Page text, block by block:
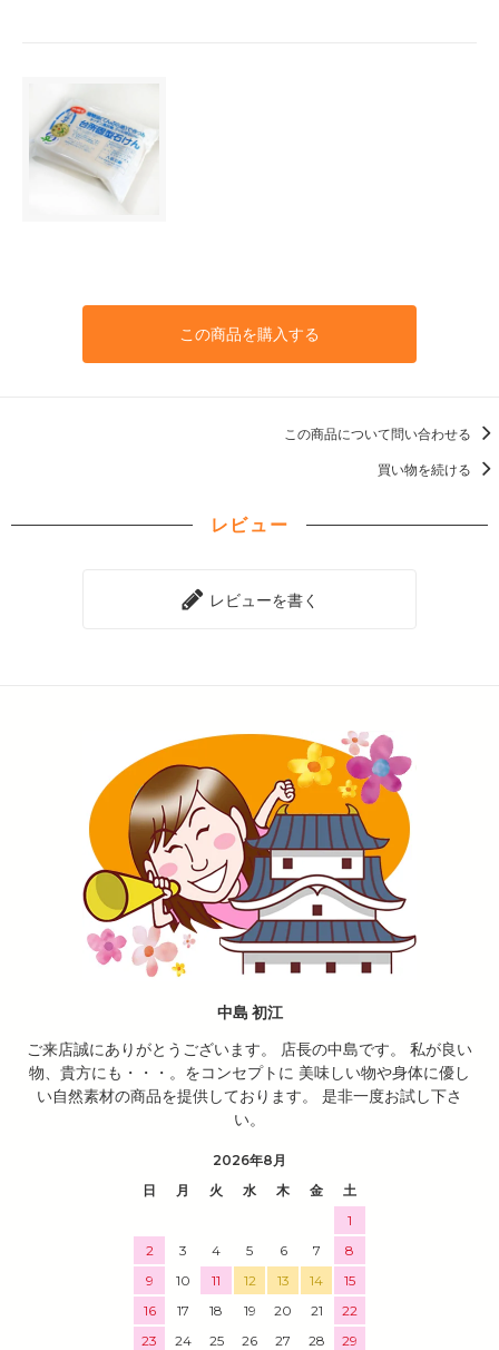
この商品を購入する
この商品について問い合わせる
買い物を続ける
レビュー
レビューを書く
中島 初江
ご来店誠にありがとうございます。 店長の中島です。 私が良い
物、貴方にも・・・。をコンセプトに 美味しい物や身体に優し
い自然素材の商品を提供しております。 是非一度お試し下さ
い。
2026年8月
日
月 火 水 木 金
土
1
2
3 4 5 6 7
8
9
10 11 12 13 14
15
16
17 18 19 20 21
22
23
24 25 26 27 28
29